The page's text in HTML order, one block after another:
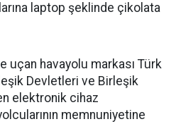
laptop şeklinde çikolata
uçan havayolu markası Türk
Devletleri ve Birleşik
elektronik cihaz
memnuniyetine